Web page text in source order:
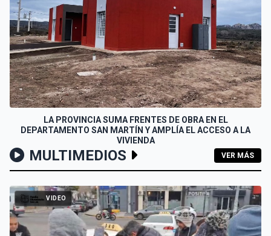
LA PROVINCIA SUMA FRENTES DE OBRA EN EL
DEPARTAMENTO SAN MARTÍN Y AMPLÍA EL ACCESO A LA
VIVIENDA
MULTIMEDIOS VER MÁS
VIDEO